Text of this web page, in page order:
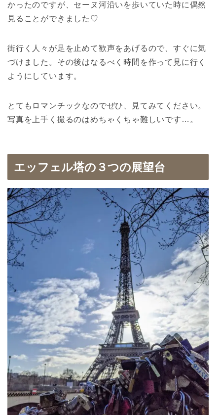
かったのですが、セーヌ河沿いを歩いていた時に偶然
見ることができました♡
街行く人々が足を止めて歓声をあげるので、すぐに気
づけました。その後はなるべく時間を作って見に行く
ようにしています。
とてもロマンチックなのでぜひ、見てみてください。
写真を上手く撮るのはめちゃくちゃ難しいです…。
エッフェル塔の３つの展望台